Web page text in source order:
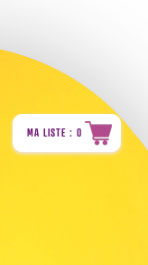
MA LISTE : 0